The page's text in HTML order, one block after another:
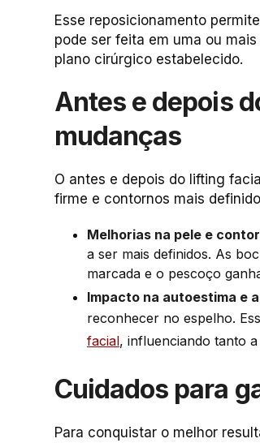
Esse reposicionamento
pode ser feita em uma ou
plano cirúrgico estabelecido.
Antes e depois
mudanças
O antes e depois do lifting
firme e contornos mais
Melhorias na pele e
a ser mais definidos. As
marcada e o pescoço
Impacto na autoestima e
reconhecer no espelho.
facial, influenciando tanto
Cuidados para
Para conquistar o melhor